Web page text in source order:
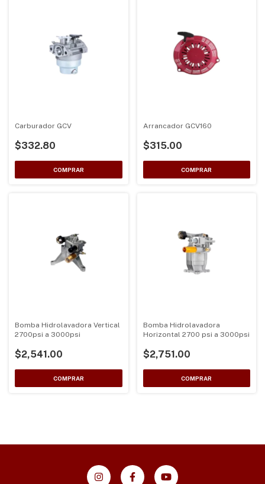
Carburador GCV
$332.80
Arrancador GCV160
$315.00
Bomba Hidrolavadora Vertical
2700psi a 3000psi
$2,541.00
Bomba Hidrolavadora
Horizontal 2700 psi a 3000psi
$2,751.00